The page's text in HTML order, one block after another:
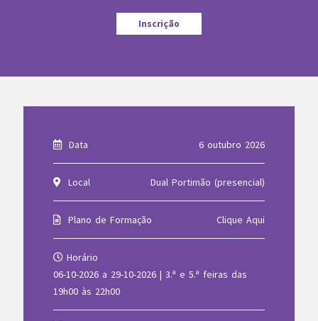
Inscrição
Data 6 outubro 2026
Local Dual Portimão (presencial)
Plano de Formação Clique Aqui
Horário
06-10-2026 a 29-10-2026 | 3.ª e 5.ª feiras das
19h00 às 22h00